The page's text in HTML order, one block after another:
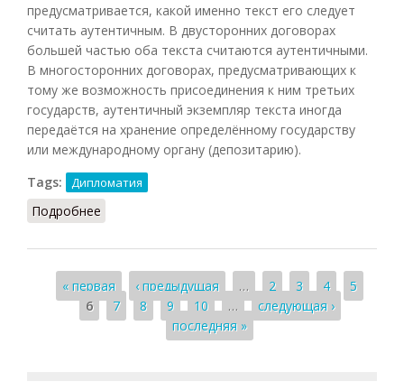
предусматривается, какой именно текст его следует
считать аутентичным. В двусторонних договорах
большей частью оба текста считаются аутентичными.
В многосторонних договорах, предусматривающих к
тому же возможность присоединения к ним третьих
государств, аутентичный экземпляр текста иногда
передаётся на хранение определённому государству
или международному органу (депозитарию).
Tags:
Дипломатия
Подробнее
Страницы
« первая ‹ предыдущая … 2 3 4
5
6
7 8 9 10 …
следующая ›
последняя »